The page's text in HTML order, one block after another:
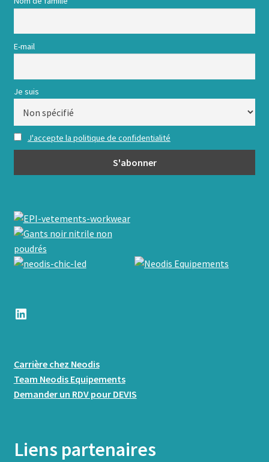
E-mail
Je suis
J'accepte la politique de confidentialité
LinkedIn
Carrière chez Neodis
Team Neodis Equipements
Demander un RDV pour DEVIS
Liens partenaires